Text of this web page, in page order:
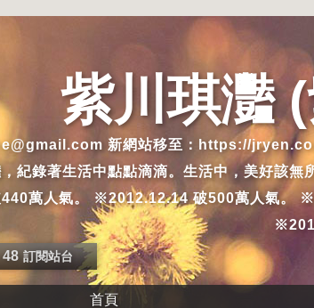
紫川琪灩
新網站移至：https://
，紀錄著生活中點點滴滴。生活中，美好
萬人氣。 ※2012.12.14 破500萬人氣。
48 訂閱站台
首頁